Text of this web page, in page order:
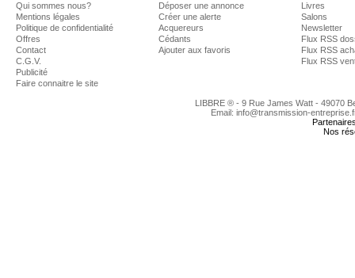
Qui sommes nous?
Mentions légales
Politique de confidentialité
Offres
Contact
C.G.V.
Publicité
Faire connaitre le site
Déposer une annonce
Créer une alerte
Acquereurs
Cédants
Ajouter aux favoris
Livres
Salons
Newsletter
Flux RSS
Flux RSS
Flux RSS
LIBBRE ® - 9 Rue James Watt - 49070
Email: info@transmission-
Nos